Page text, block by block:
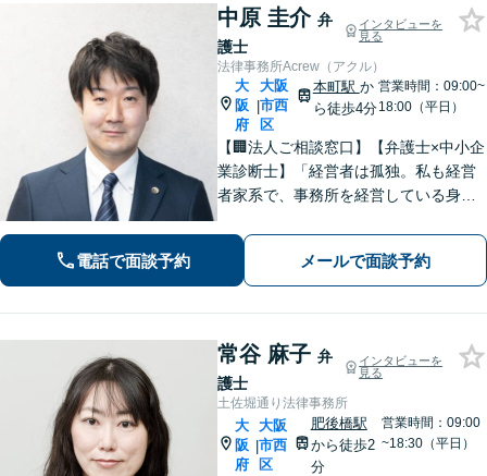
中原 圭介 弁
護士
インタビューを
見る
法律事務所Acrew（アクル）
大
阪
府
|
大阪
市西
区
本町駅 か
ら徒歩4分
営業時間：09:00~
18:00（平日）
【🏢法人ご相談窓口】【弁護士×中小企
業診断士】「経営者は孤独。私も経営
者家系で、事務所を経営している身な
駅徒歩4分】中小企業・個人事業主様の
「法務と経営」を両面支援！完全個室
で安心対応。【初回法律相談30分無
料】
電話で面談予約 メールで面談予約
常谷 麻子 弁
護士
インタビューを
見る
土佐堀通り法律事務所
大
阪
府
|
大阪
市西
区
肥後橋駅
から徒歩2
分
営業時間：09:00
~18:30（平日）